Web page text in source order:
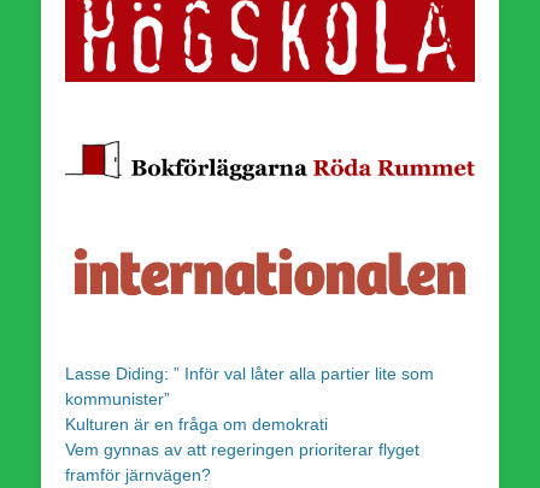
Lasse Diding: ” Inför val låter alla partier lite som
kommunister”
Kulturen är en fråga om demokrati
Vem gynnas av att regeringen prioriterar flyget
framför järnvägen?